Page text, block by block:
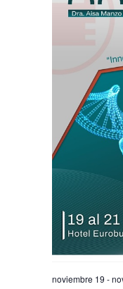
noviembre 19 -